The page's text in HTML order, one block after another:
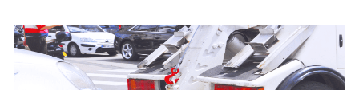
7.社員（従業者）の個人情報
人事･勤怠･健康・労務等の管理、給与支給、福利厚生・採用
退職関連処理等の各種手続きのため、当社と従業員または従